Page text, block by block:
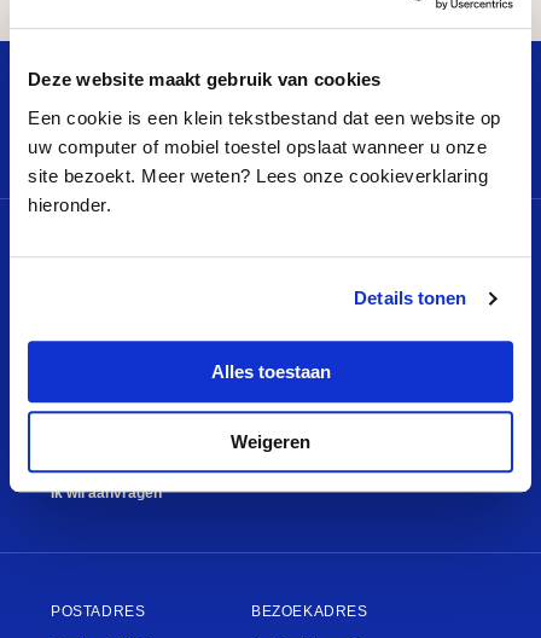
Deze website maakt gebruik van cookies
Een cookie is een klein tekstbestand dat een website op
uw computer of mobiel toestel opslaat wanneer u onze
site bezoekt. Meer weten? Lees onze cookieverklaring
hieronder.
Details tonen
Alles toestaan
Weigeren
MENU
Wie zijn we
Ik wil aanvragen
QUICK LINKS
Klachtenreglement
Cookieverklaring
Logo VDEF
Colofon
POSTADRES BEZOEKADRES